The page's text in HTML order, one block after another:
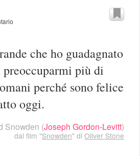
che ho guadagnato
più di
perché sono felice
oggi.
Snowden (Joseph Gordon-Levitt)
dal film "Snowden" di Oliver Stone